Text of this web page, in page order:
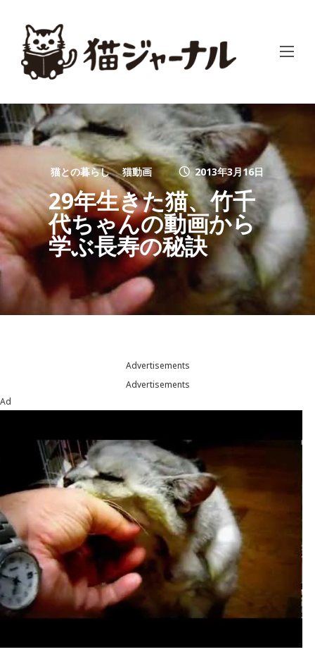
猫との暮らし 猫動画 2013年3月16日
29年生きた猫、竹千
代ちゃんの動画から
学ぶ長寿の秘訣
Advertisements
Advertisements
Ad